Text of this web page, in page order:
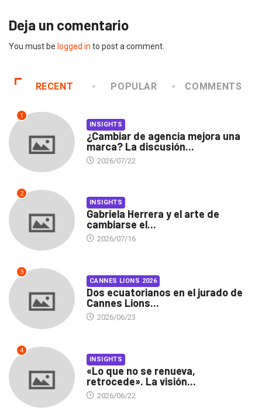
Deja un comentario
You must be logged in to post a comment.
RECENT POPULAR COMMENTS
1
INSIGHTS
¿Cambiar de agencia mejora una
marca? La discusión...
2026/07/22
2
INSIGHTS
Gabriela Herrera y el arte de
cambiarse el...
2026/07/16
3
CANNES LIONS 2026
Dos ecuatorianos en el jurado de
Cannes Lions...
2026/06/23
4
INSIGHTS
«Lo que no se renueva,
retrocede». La visión...
2026/06/22